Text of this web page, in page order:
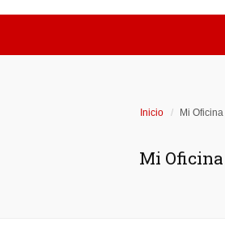
Inicio Mi Oficina
Mi Oficina